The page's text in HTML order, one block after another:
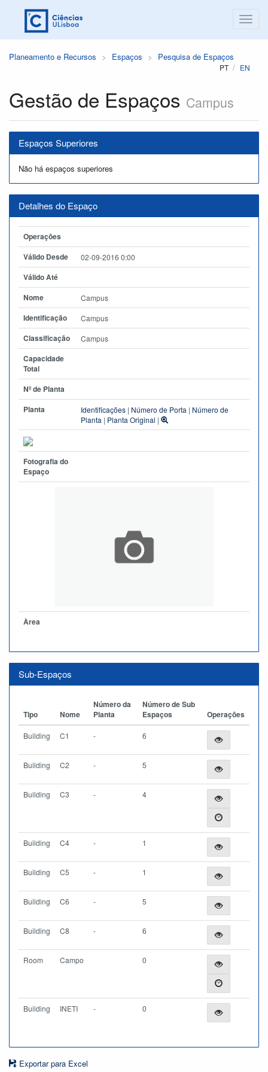
Planeamento e Recursos Espaços Pesquisa de Espaços
PT EN
Gestão de Espaços Campus
Espaços Superiores
Não há espaços superiores
Detalhes do Espaço
Operações
Válido Desde
02-09-2016 0:00
Válido Até
Nome
Campus
Identificação Campus
Classificação Campus
Capacidade
Total
Nº de Planta
Planta
Identificações | Número de Porta | Número de
Planta | Planta Original |
Fotografia do
Espaço
Àrea
Sub-Espaços
Tipo Nome
Número da
Planta
Número de Sub
Espaços
Operações
Building C1 - 6
Building C2 - 5
Building C3 - 4
Building C4 - 1
Building C5 - 1
Building C6 - 5
Building C8 - 6
Room Campo 0
Building INETI - 0
Exportar para Excel